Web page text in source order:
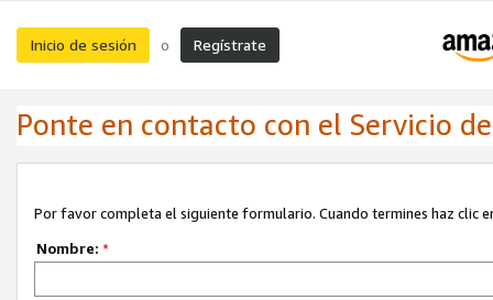
Inicio de sesión o Regístrate
Ponte en contacto con el Servicio
Por favor completa el siguiente formulario. Cuando termines haz clic
Nombre: *